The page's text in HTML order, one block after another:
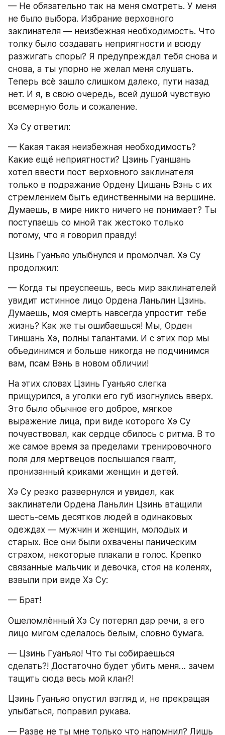
— Не обязательно так на меня смотреть. У меня
не было выбора. Избрание верховного
заклинателя — неизбежная необходимость. Что
толку было создавать неприятности и всюду
разжигать споры? Я предупреждал тебя снова и
снова, а ты упорно не желал меня слушать.
Теперь всё зашло слишком далеко, пути назад
нет. И я, в свою очередь, всей душой чувствую
всемерную боль и сожаление.
Хэ Су ответил:
— Какая такая неизбежная необходимость?
Какие ещё неприятности? Цзинь Гуаншань
хотел ввести пост верховного заклинателя
только в подражание Ордену Цишань Вэнь с их
стремлением быть единственными на вершине.
Думаешь, в мире никто ничего не понимает? Ты
поступаешь со мной так жестоко только
потому, что я говорил правду!
Цзинь Гуанъяо улыбнулся и промолчал. Хэ Су
продолжил:
— Когда ты преуспеешь, весь мир заклинателей
увидит истинное лицо Ордена Ланьлин Цзинь.
Думаешь, моя смерть навсегда упростит тебе
жизнь? Как же ты ошибаешься! Мы, Орден
Тиншань Хэ, полны талантами. И с этих пор мы
объединимся и больше никогда не подчинимся
вам, псам Вэнь в новом обличии!
На этих словах Цзинь Гуанъяо слегка
прищурился, а уголки его губ изогнулись вверх.
Это было обычное его доброе, мягкое
выражение лица, при виде которого Хэ Су
почувствовал, как сердце сбилось с ритма. В то
же самое время за пределами тренировочного
поля для мертвецов послышался гвалт,
пронизанный криками женщин и детей.
Хэ Су резко развернулся и увидел, как
заклинатели Ордена Ланьлин Цзинь втащили
шесть-семь десятков людей в одинаковых
одеждах — мужчин и женщин, молодых и
старых. Все они были охвачены паническим
страхом, некоторые плакали в голос. Крепко
связанные мальчик и девочка, стоя на коленях,
взвыли при виде Хэ Су:
— Брат!
Ошеломлённый Хэ Су потерял дар речи, а его
лицо мигом сделалось белым, словно бумага.
— Цзинь Гуанъяо! Что ты собираешься
сделать?! Достаточно будет убить меня… зачем
тащить сюда весь мой клан?!
Цзинь Гуанъяо опустил взгляд и, не прекращая
улыбаться, поправил рукава.
— Разве не ты мне только что напомнил? Лишь